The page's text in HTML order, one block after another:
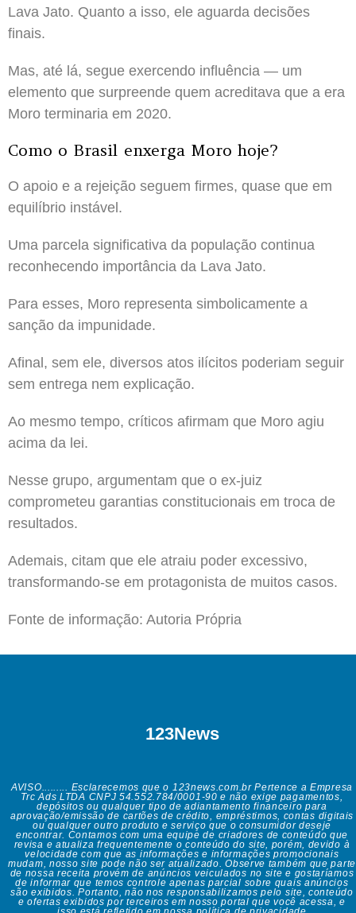
Lava Jato. Quanto a isso, ele aguarda decisões
finais.
Mas, até lá, segue exercendo influência — um
elemento que surpreende quem acreditava que a era
Moro terminaria em 2020.
Como o Brasil enxerga Moro hoje?
O apoio e a rejeição seguem firmes, quase que em
equilíbrio instável.
Uma parcela significativa da população continua
reconhecendo importância da Lava Jato.
Para esses, Moro representa simbolicamente a
sanção da impunidade.
Afinal, sem ele, diversos atos ilícitos poderiam seguir
sem entrega nem explicação.
Ao mesmo tempo, críticos afirmam que Moro agiu
acima da lei.
Nesse grupo, argumentam que o ex-juiz
comprometeu garantias constitucionais em troca de
resultados.
Ademais, citam que ele atraiu poder excessivo,
transformando-se em protagonista de muitos casos.
Fonte de informação: Autoria Própria
123News
AVISO......... Esclarecemos que o 123news.com.br Pertence a Empresa
Trc Ads LTDA CNPJ 54.552.784/0001-90 e não exige pagamentos,
depósitos ou qualquer tipo de adiantamento financeiro para
aprovação/emissão de cartões de crédito, empréstimos, contas digitais
ou qualquer outro produto e serviço que o consumidor deseje
encontrar. Contamos com uma equipe de criadores de conteúdo que
revisa e atualiza frequentemente o conteúdo do site, porém, devido à
velocidade com que as informações e informações promocionais
mudam, nosso site pode não ser atualizado. Observe também que parte
de nossa receita provém de anúncios veiculados no site e gostaríamos
de informar que temos controle apenas parcial sobre quais anúncios
são exibidos. Portanto, não nos responsabilizamos pelo site, conteúdo
e ofertas exibidos por terceiros em nosso portal que você acessa, e